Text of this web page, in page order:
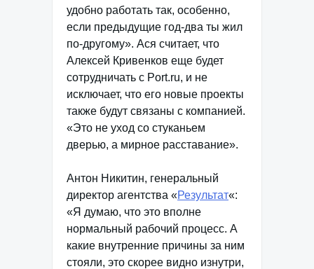
удобно работать так, особенно,
если предыдущие год-два ты жил
по-другому». Ася считает, что
Алексей Кривенков еще будет
сотрудничать с Port.ru, и не
исключает, что его новые проекты
также будут связаны с компанией.
«Это не уход со стуканьем
дверью, а мирное расставание».
Антон Никитин, генеральный
директор агентства «Результат«:
«Я думаю, что это вполне
нормальный рабочий процесс. А
какие внутренние причины за ним
стояли, это скорее видно изнутри,